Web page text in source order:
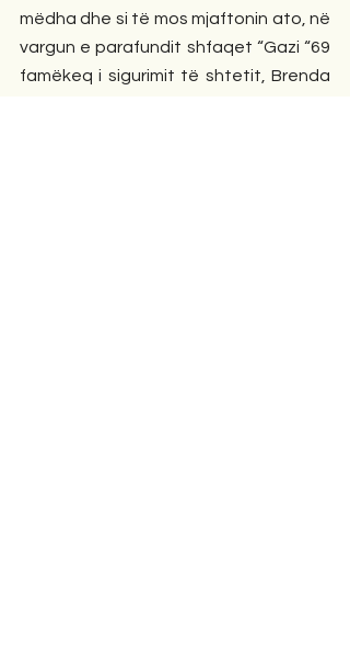
mëdha dhe si të mos mjaftonin ato, në
vargun e parafundit shfaqet “Gazi “69
famëkeq i sigurimit të shtetit, Brenda